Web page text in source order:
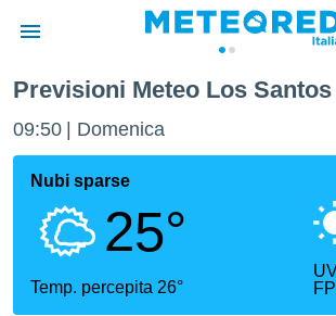
di
per
le
Previsioni Meteo Los
09:50 Domenica
Nubi sparse
25°
Temp. percepita 26°